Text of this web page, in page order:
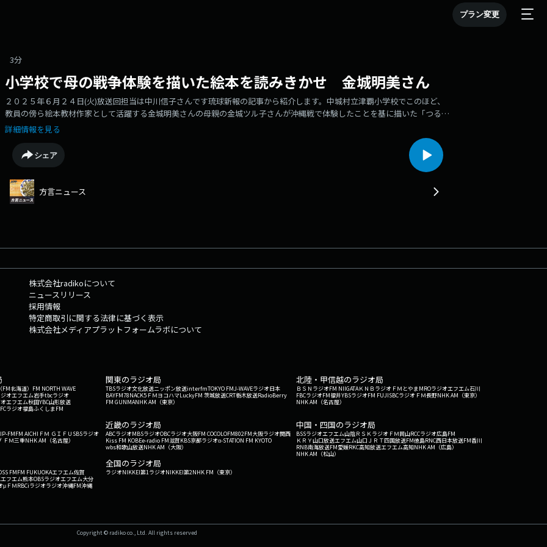
プラン変更
3分
小学校で母の戦争体験を描いた絵本を読みきかせ 金城明美さん
２０２５年６月２４日(火)放送回担当は中川信子さんです琉球新報の記事から紹介します。中城村立津覇小学校でこのほど、
教員の傍ら絵本教材作家として活躍する金城明美さんの母親の金城ツル子さんが沖縄戦で体験したことを基に描いた「つるち
ゃん」の絵本の読み聞かせを行いました。「今日はここにつるちゃんが来ています」と明美さんが紹介すると、全校生徒の前
に８９歳のツル子さんが手を振って登場しました。ツル子さんは「つるちゃんは津覇小学校の生徒だったんだよ」と明かす
と、絵本を「誰かの物語」として聞いていた児童たちは「この場所にいた先輩の話」として身近に感じた様子で、会場は驚き
に包まれました。ツル子さんは戦争で家族全員を失い孤児院で育った過去を語り、「亡くなった人がどんどん穴に埋められて
いった。亡くなったねーねーに印をつけておけば、後でお墓に骨を持っていけたのに」と振り返りました。児童を代表して６
年生の男子児童が「人を失い、食べ物もない中で生きようとする気持ちがすごい。平和の大切さを受け継いで次の世代にも伝
えていきたい」と感想を伝えました。終了後、ツル子さんに駆け寄る児童らへ「みんな仲よくしてね、戦争はだめだよ」とし
詳細情報を見る
シェア
方言ニュース
株式会社radikoについて
ニュースリリース
採用情報
特定商取引に関する法律に基づく表示
株式会社メディアプラットフォームラボについて
北海道） FM NORTH WAVE
オエフエム岩手tbcラジオ
エフエム秋田YBC山形放送
ラジオ福島ふくしまFM
関東のラジオ局
TBSラジオ文化放送ニッポン放送interfmTOKYO FMJ-WAVEラジオ日本
BAYFM78NACK5 ＦＭヨコハマLuckyFM 茨城放送CRT栃木放送RadioBerry
FM GUNMANHK AM（東京）
北陸・甲信越のラジオ局
ＢＳＮラジオFM NIIGATAＫＮＢラジオ ＦＭとやまMROラジオエフエム石川
FBCラジオFM福井YBSラジオFM FUJISBCラジオ ＦＭ長野NHK AM（東京）
NHK AM（名古屋）
FMFM AICHI ＦＭ ＧＩＦＵ SBSラジオ
ＦＭ三重NHK AM（名古屋）
近畿のラジオ局
ABCラジオMBSラジオOBCラジオ大阪FM COCOLOFM802FM大阪ラジオ関西
Kiss FM KOBEe-radio FM滋賀KBS京都ラジオα-STATION FM KYOTO
wbs和歌山放送NHK AM（大阪）
中国・四国のラジオ局
BSSラジオエフエム山陰ＲＳＫラジオ ＦＭ岡山RCCラジオ広島FM
ＫＲＹ山口放送エフエム山口 ＪＲＴ四国放送FM徳島RNC西日本放送FM香川
RNB南海放送FM愛媛RKC高知放送エフエム高知NHK AM（広島）
NHK AM（松山）
FMFM FUKUOKAエフエム佐賀
フエム熊本OBSラジオエフエム大分
μＦＭRBCiラジオラジオ沖縄FM沖縄
全国のラジオ局
ラジオNIKKEI第1ラジオNIKKEI第2NHK FM（東京）
Copyright © radiko co., Ltd. All rights reserved